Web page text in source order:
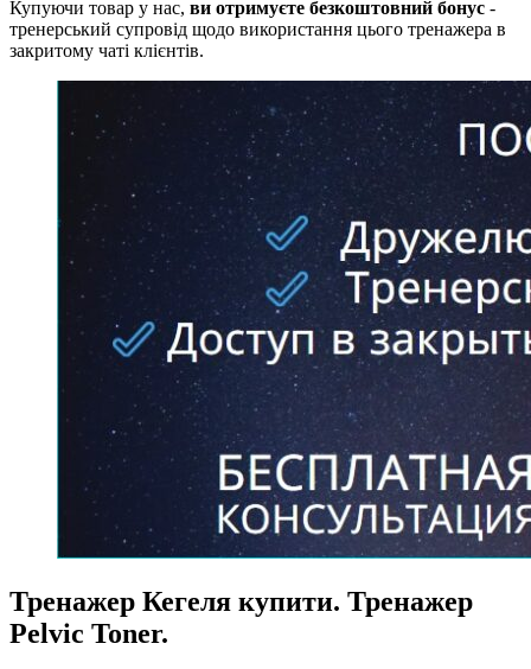
Купуючи товар у нас, ви отримуєте безкоштовний бонус -
тренерський супровід щодо використання цього тренажера в
закритому чаті клієнтів.
Тренажер Кегеля купити. Тренажер
Pelvic Toner.